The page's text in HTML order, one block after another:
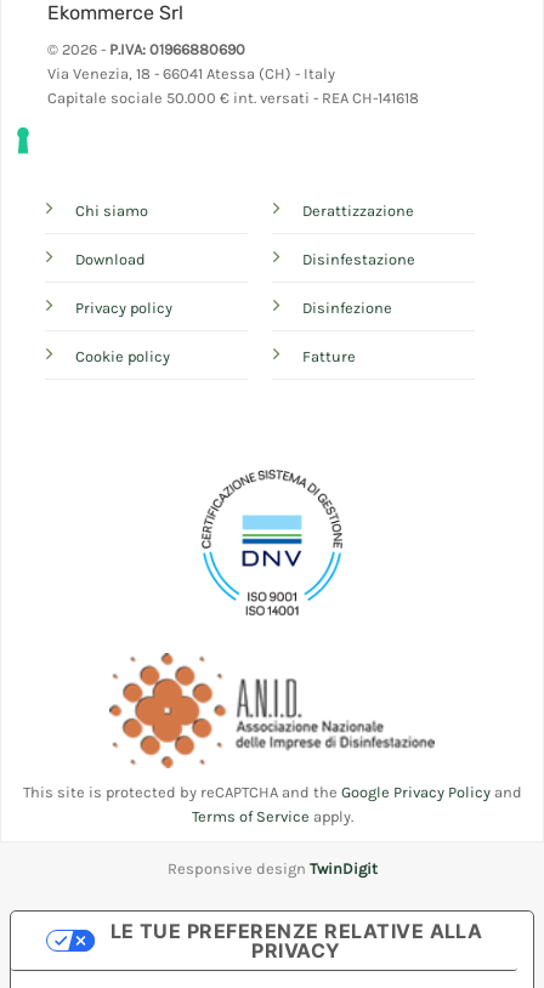
Ekommerce Srl
© 2026 - P.IVA: 01966880690
Via Venezia, 18 - 66041 Atessa (CH) - Italy
Capitale sociale 50.000 € int. versati - REA CH-141618
Chi siamo
Download
Privacy policy
Cookie policy
Derattizzazione
Disinfestazione
Disinfezione
Fatture
This site is protected by reCAPTCHA and the Google Privacy Policyand
Terms of Service apply.
Responsive design TwinDigit
LE TUE PREFERENZE RELATIVE ALLA
PRIVACY